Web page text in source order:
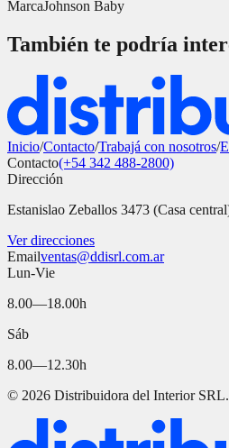
MarcaJohnson Baby
También te podría
Inicio/Contacto/Trabajá con nosotros/
Contacto(+54 342 488-2800)
Dirección
Estanislao Zeballos 3473 (Casa
Ver direcciones
Emailventas@ddisrl.com.ar
Lun-Vie
8.00—18.00h
Sáb
8.00—12.30h
© 2026 Distribuidora del Interior SRL.